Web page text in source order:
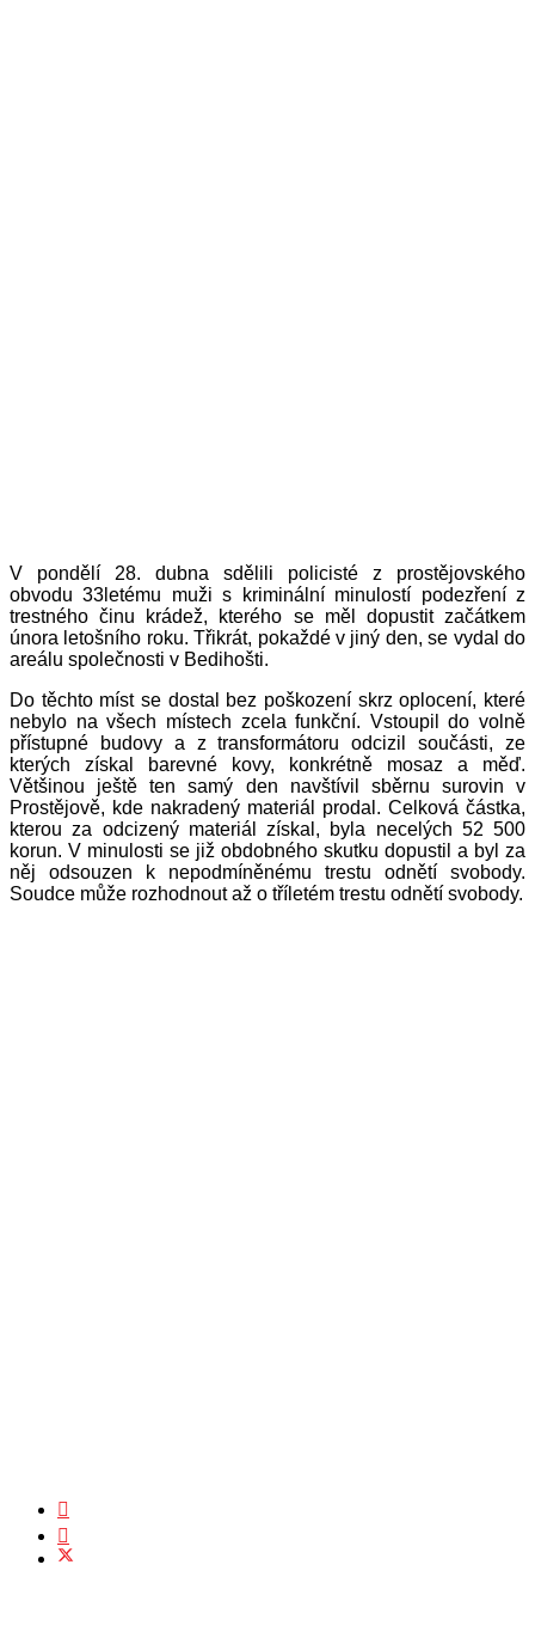
V pondělí 28. dubna sdělili policisté z prostějovského
obvodu 33letému muži s kriminální minulostí podezření z
trestného činu krádež, kterého se měl dopustit začátkem
února letošního roku. Třikrát, pokaždé v jiný den, se vydal do
areálu společnosti v Bedihošti.
Do těchto míst se dostal bez poškození skrz oplocení, které
nebylo na všech místech zcela funkční. Vstoupil do volně
přístupné budovy a z transformátoru odcizil součásti, ze
kterých získal barevné kovy, konkrétně mosaz a měď.
Většinou ještě ten samý den navštívil sběrnu surovin v
Prostějově, kde nakradený materiál prodal. Celková částka,
kterou za odcizený materiál získal, byla necelých 52 500
korun. V minulosti se již obdobného skutku dopustil a byl za
něj odsouzen k nepodmíněnému trestu odnětí svobody.
Soudce může rozhodnout až o tříletém trestu odnětí svobody.